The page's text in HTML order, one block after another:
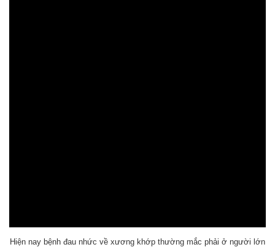
Hiện nay bệnh đau nhức về xương khớp thường mắc phải ở người lớn